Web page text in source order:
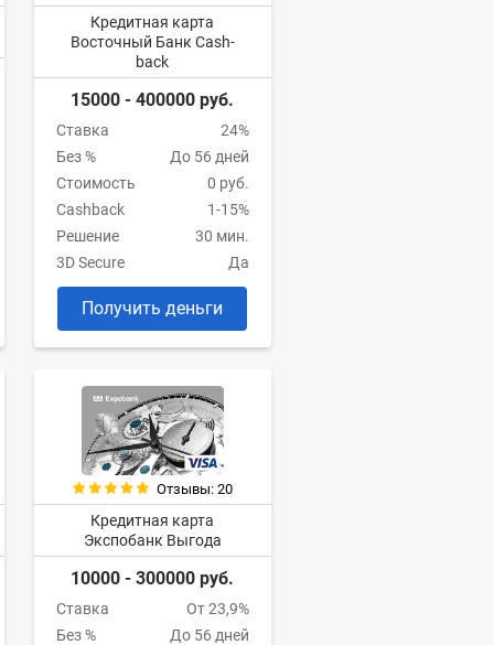
Кредитная карта
Восточный Банк Cash-
back
15000 - 400000 руб.
Ставка
24%
Без %
До 56 дней
Стоимость
0 руб.
Cashback
1-15%
Решение
30 мин.
3D Secure
Да
Получить деньги
Отзывы: 20
Кредитная карта
Экспобанк Выгода
10000 - 300000 руб.
Ставка
От 23,9%
Без %
До 56 дней